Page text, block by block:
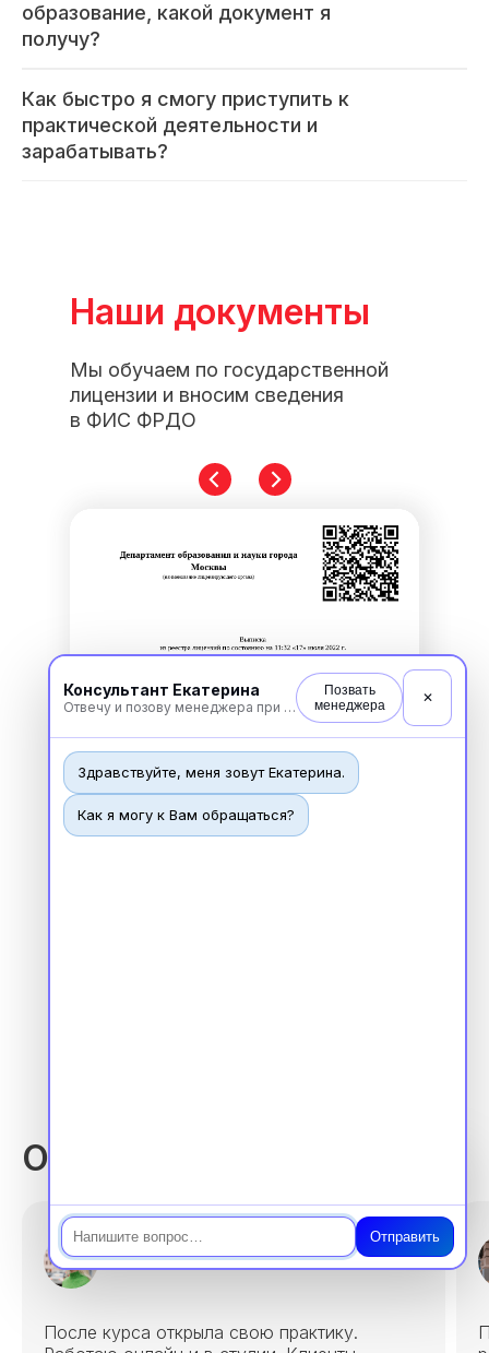
Консультант Екатерина
Отвечу и позову менеджера при необходимости
Позвать
менеджера
✕
Здравствуйте, меня зовут Екатерина.
Как я могу к Вам обращаться?
Отправить
образование, какой документ я
получу?
Как быстро я смогу приступить к
практической деятельности и
зарабатывать?
Наши документы
Мы обучаем по государственной
лицензии и вносим сведения
в ФИС ФРДО
Отзывы выпускников
Анна, 28 лет
После курса открыла свою практику.